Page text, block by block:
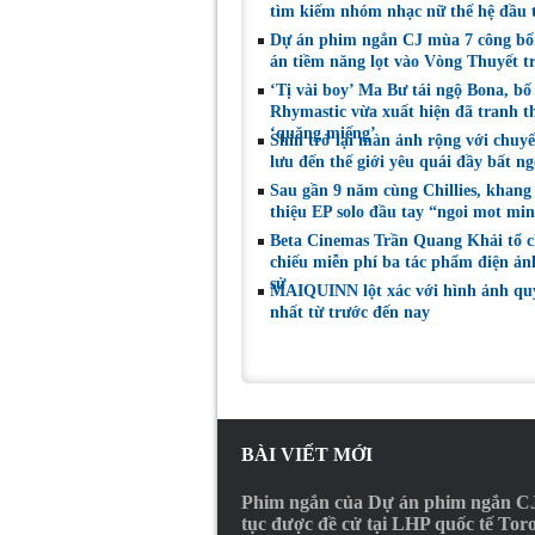
tìm kiếm nhóm nhạc nữ thế hệ đầu
Dự án phim ngắn CJ mùa 7 công
án tiềm năng lọt vào Vòng Thuyết
‘Tị vài boy’ Ma Bư tái ngộ Bona, bố
Rhymastic vừa xuất hiện đã tranh
‘quăng miếng’
Shin trở lại màn ảnh rộng với
lưu đến thế giới yêu quái đầy bất
Sau gần 9 năm cùng Chillies,
thiệu EP solo đầu tay “ngoi mot
Beta Cinemas Trần Quang Khải tổ
chiếu miễn phí ba tác phẩm điện
sử
MAIQUINN lột xác với hình ảnh
nhất từ trước đến nay
BÀI VIẾT MỚI
Phim ngắn của Dự án phim ngắn
tục được đề cử tại LHP quốc tế